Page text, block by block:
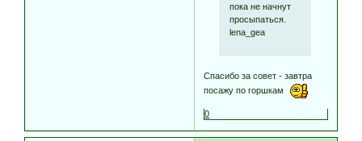
пока не начнут
просыпаться.
lena_gea
Спасибо за совет - завтра
посажу по горшкам
0